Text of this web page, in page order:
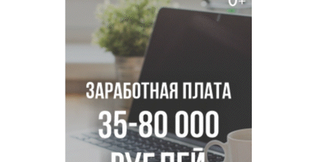
Двум бойцам СВО после минно-взрывной травмы
«оживили» нервы в Новосибирске
Персидский ковер «108 шахов» впервые вывезли из музея
Востока в Новосибирск
Актриса из Новосибирска Евгения Туркова сыграла мать
в сериале «Малой»